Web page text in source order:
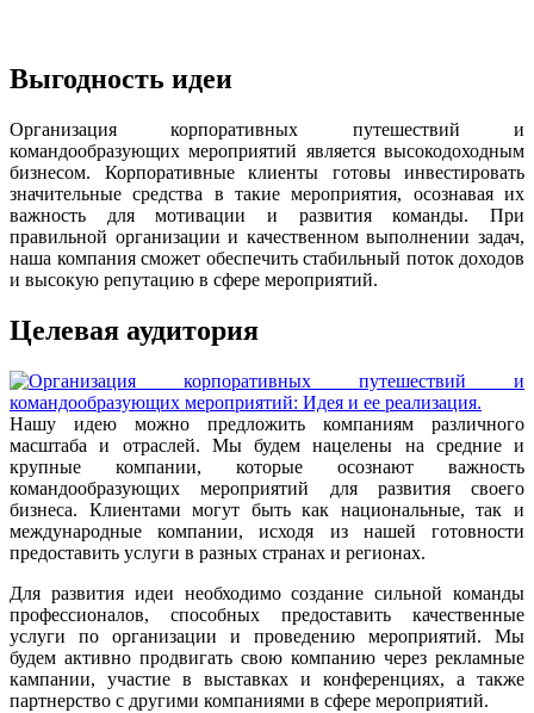
Выгодность идеи
Организация корпоративных путешествий и
командообразующих мероприятий является высокодоходным
бизнесом. Корпоративные клиенты готовы инвестировать
значительные средства в такие мероприятия, осознавая их
важность для мотивации и развития команды. При
правильной организации и качественном выполнении задач,
наша компания сможет обеспечить стабильный поток доходов
и высокую репутацию в сфере мероприятий.
Целевая аудитория
Нашу идею можно предложить компаниям различного
масштаба и отраслей. Мы будем нацелены на средние и
крупные компании, которые осознают важность
командообразующих мероприятий для развития своего
бизнеса. Клиентами могут быть как национальные, так и
международные компании, исходя из нашей готовности
предоставить услуги в разных странах и регионах.
Для развития идеи необходимо создание сильной команды
профессионалов, способных предоставить качественные
услуги по организации и проведению мероприятий. Мы
будем активно продвигать свою компанию через рекламные
кампании, участие в выставках и конференциях, а также
партнерство с другими компаниями в сфере мероприятий.